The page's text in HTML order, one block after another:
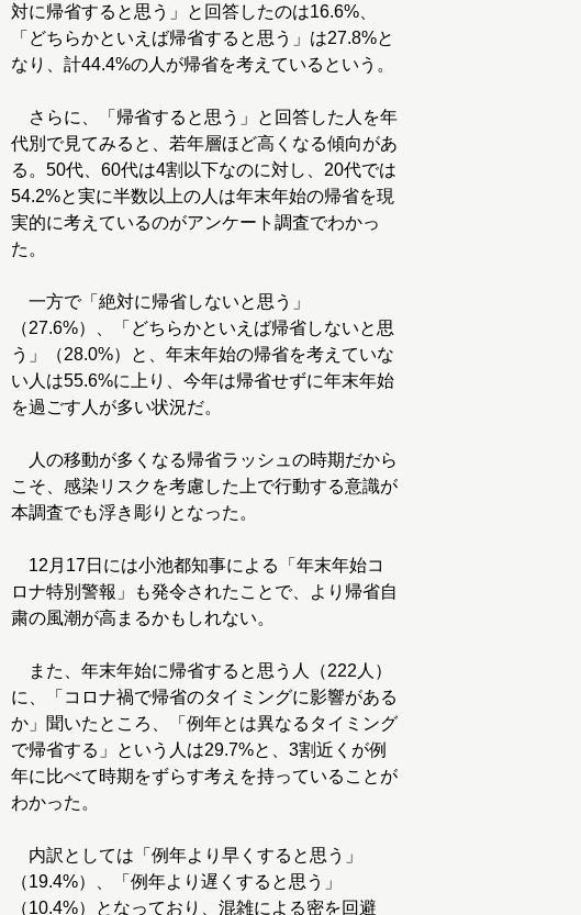
対に帰省すると思う」と回答したのは16.6%、
「どちらかといえば帰省すると思う」は27.8%と
なり、計44.4%の人が帰省を考えているという。
さらに、「帰省すると思う」と回答した人を年
代別で見てみると、若年層ほど高くなる傾向があ
る。50代、60代は4割以下なのに対し、20代では
54.2%と実に半数以上の人は年末年始の帰省を現
実的に考えているのがアンケート調査でわかっ
た。
一方で「絶対に帰省しないと思う」
（27.6%）、「どちらかといえば帰省しないと思
う」（28.0%）と、年末年始の帰省を考えていな
い人は55.6%に上り、今年は帰省せずに年末年始
を過ごす人が多い状況だ。
人の移動が多くなる帰省ラッシュの時期だから
こそ、感染リスクを考慮した上で行動する意識が
本調査でも浮き彫りとなった。
12月17日には小池都知事による「年末年始コ
ロナ特別警報」も発令されたことで、より帰省自
粛の風潮が高まるかもしれない。
また、年末年始に帰省すると思う人（222人）
に、「コロナ禍で帰省のタイミングに影響がある
か」聞いたところ、「例年とは異なるタイミング
で帰省する」という人は29.7%と、3割近くが例
年に比べて時期をずらす考えを持っていることが
わかった。
内訳としては「例年より早くすると思う」
（19.4%）、「例年より遅くすると思う」
（10.4%）となっており、混雑による密を回避